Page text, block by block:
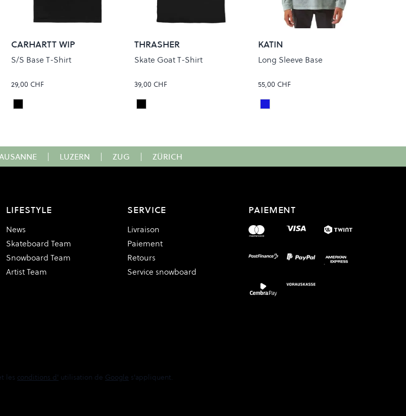
CARHARTT WIP
S/S Base T-Shirt
29,00 CHF
Colour
Black/White
THRASHER
Skate Goat T-Shirt
39,00 CHF
Colour
Black
KATIN
Long Sleeve Base
55,00 CHF
Colour
Steel Blue Mineral
| LUZERN | ZUG | ZÜRICH
LIFESTYLE
News
Skateboard Team
Snowboard Team
Artist Team
SERVICE
Livraison
Paiement
Retours
Service snowboard
PAIEMENT
les conditions d' utilisation de Google s'appliquent.